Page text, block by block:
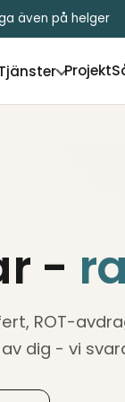
även på helger
Projekt
-
ROT-
dig - vi